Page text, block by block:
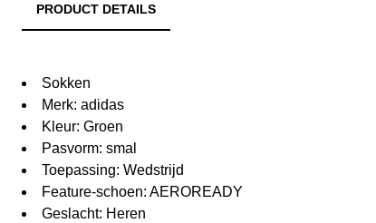
PRODUCT DETAILS
Sokken
Merk: adidas
Kleur: Groen
Pasvorm: smal
Toepassing: Wedstrijd
Feature-schoen: AEROREADY
Geslacht: Heren